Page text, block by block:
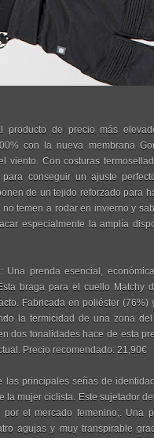
producto de precio más
con la nueva membrana
viento. Con costuras
conseguir un ajuste
de un tejido reforzado para
temen a rodar en invierno y
especialmente la amplía
Una prenda esencial,
braga para el cuello Matchy
Fabricada en poliéster (76%)
la termicidad de una zona
dos tonalidades hace de esta
Precio recomendado: 21,90€
las principales señas de
la mujer ciclista. Este sujetador
el mercado femenino;. Una
agujas y muy transpirable